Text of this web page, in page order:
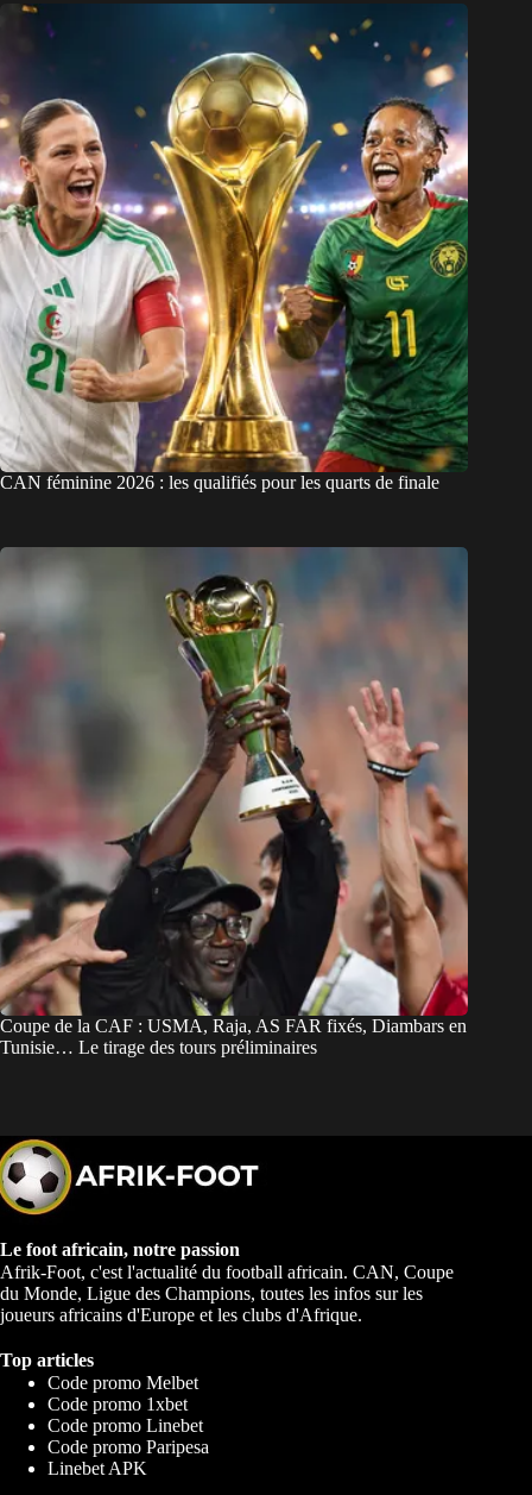
CAN féminine 2026 : les qualifiés pour les quarts de finale
Coupe de la CAF : USMA, Raja, AS FAR fixés, Diambars en
Tunisie… Le tirage des tours préliminaires
Le foot africain, notre passion
Afrik-Foot, c'est l'actualité du football africain. CAN, Coupe
du Monde, Ligue des Champions, toutes les infos sur les
joueurs africains d'Europe et les clubs d'Afrique.
Top articles
Code promo Melbet
Code promo 1xbet
Code promo Linebet
Code promo Paripesa
Linebet APK